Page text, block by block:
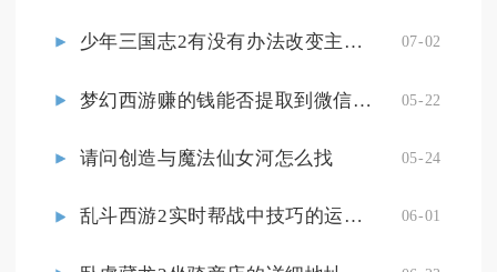
少年三国志2有没有办法改变主将的皮肤 07-02
梦幻西游赚的钱能否提取到微信零钱 05-22
请问创造与魔法仙女河怎么找 05-24
乱斗西游2实时帮战中技巧的运用有哪些 06-01